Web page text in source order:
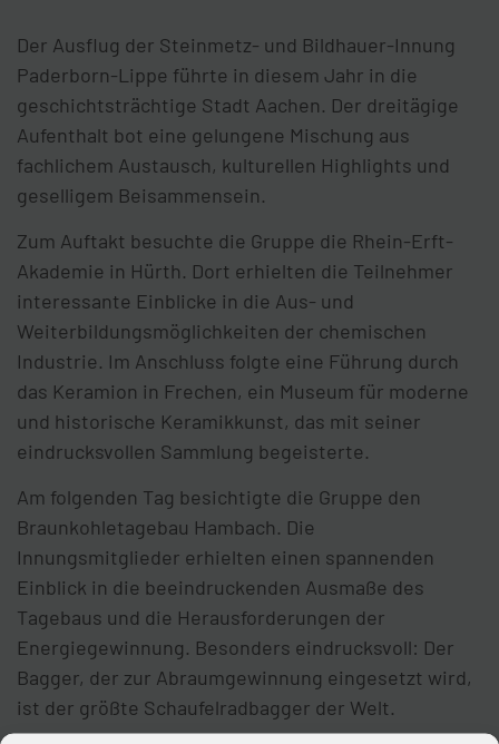
Der Ausflug der Steinmetz- und Bildhauer-Innung
Paderborn-Lippe führte in diesem Jahr in die
geschichtsträchtige Stadt Aachen. Der dreitägige
Aufenthalt bot eine gelungene Mischung aus
fachlichem Austausch, kulturellen Highlights und
geselligem Beisammensein.
Zum Auftakt besuchte die Gruppe die Rhein-Erft-
Akademie in Hürth. Dort erhielten die Teilnehmer
interessante Einblicke in die Aus- und
Weiterbildungsmöglichkeiten der chemischen
Industrie. Im Anschluss folgte eine Führung durch
das Keramion in Frechen, ein Museum für moderne
und historische Keramikkunst, das mit seiner
eindrucksvollen Sammlung begeisterte.
Am folgenden Tag besichtigte die Gruppe den
Braunkohletagebau Hambach. Die
Innungsmitglieder erhielten einen spannenden
Einblick in die beeindruckenden Ausmaße des
Tagebaus und die Herausforderungen der
Energiegewinnung. Besonders eindrucksvoll: Der
Bagger, der zur Abraumgewinnung eingesetzt wird,
ist der größte Schaufelradbagger der Welt.